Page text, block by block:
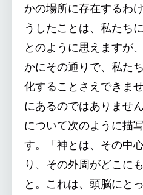
かの場所に存在するわ
うしたことは、私たち
とのように思えますが
かにその通りで、私た
化することさえできま
にあるのではありませ
について次のように描
す。「神とは、その中
り、その外周がどこに
と。これは、頭脳にと